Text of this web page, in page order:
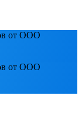
от ООО
от ООО